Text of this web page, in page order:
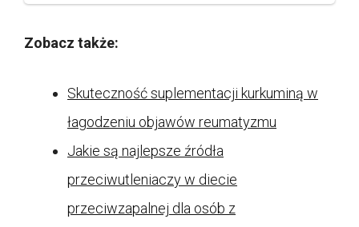
Zobacz także:
Skuteczność suplementacji kurkuminą w
łagodzeniu objawów reumatyzmu
Jakie są najlepsze źródła
przeciwutleniaczy w diecie
przeciwzapalnej dla osób z